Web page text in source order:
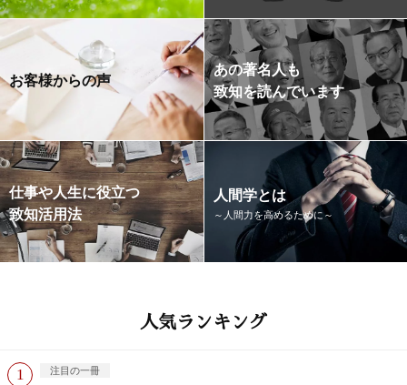
お客様からの声
あの著名人も
致知を読んでいます
仕事や人生に役立つ
致知活用法
人間学とは
～人間力を高めるために～
人気ランキング
注目の一冊